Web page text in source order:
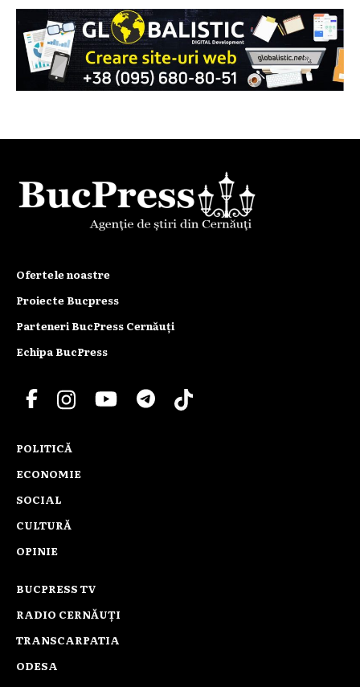
Ofertele noastre
Proiecte Bucpress
Parteneri BucPress Cernăuți
Echipa BucPress
POLITICĂ
ECONOMIE
SOCIAL
CULTURĂ
OPINIE
BUCPRESS TV
RADIO CERNĂUȚI
TRANSCARPATIA
ODESA